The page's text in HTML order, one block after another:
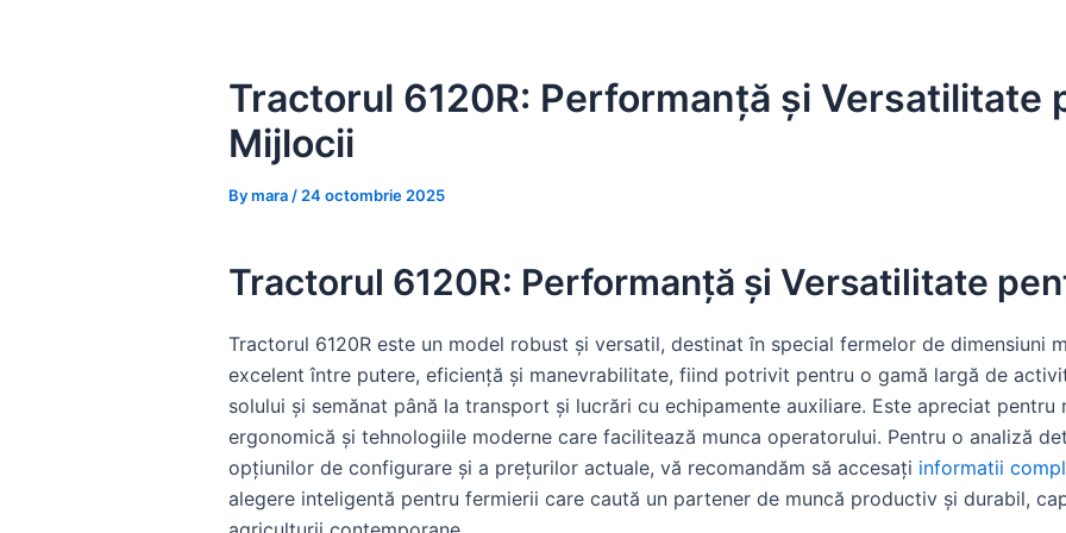
Tractorul 6120R: Performanță și Versatilitate
Mijlocii
Bymara / 24 octombrie 2025
Tractorul 6120R: Performanță și Versatilitate
Tractorul 6120R este un model robust și versatil, destinat în special fermelor de dimensiuni
excelent între putere, eficiență și manevrabilitate, fiind potrivit pentru o gamă largă de
solului și semănat până la transport și lucrări cu echipamente auxiliare. Este apreciat
ergonomică și tehnologiile moderne care facilitează munca operatorului. Pentru o analiză
opțiunilor de configurare și a prețurilor actuale, vă recomandăm să accesați informatii
alegere inteligentă pentru fermierii care caută un partener de muncă productiv și durabil,